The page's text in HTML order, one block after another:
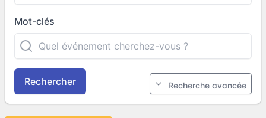
Mot-clés
Rechercher Recherche avancée